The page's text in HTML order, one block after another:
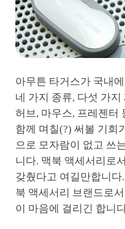
아무튼 타거스가 국내
네 가지 종류, 다섯 가
허브, 마우스, 프레젠터
함께 며칠(?) 써볼 기회
으로 모자람이 없고 쓰
니다. 맥북 액세서리로
갖췄다고 여길만합니
북 액세서리 브랜드로
이 마음에 걸리긴 합니